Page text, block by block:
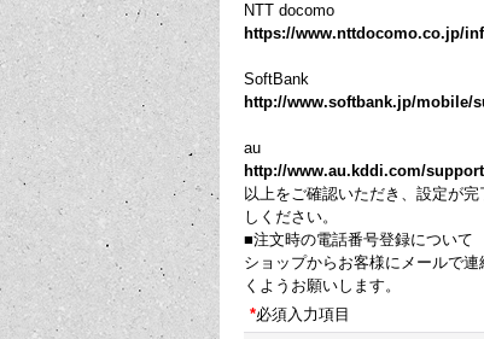
NTT docomo
https://www.nttdocomo.co.jp/
SoftBank
http://www.softbank.jp/mobile/
au
http://www.au.kddi.com/
以上をご確認いただき、設定が
しください。
■注文時の電話番号登録について
ショップからお客様にメールで
くようお願いします。
*必須入力項目